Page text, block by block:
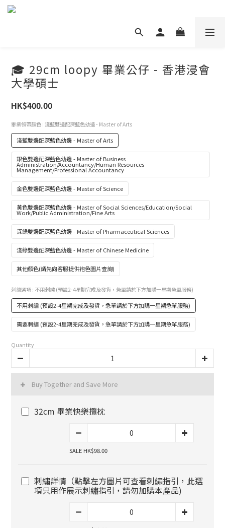
🎓 29cm loopy 畢業公仔 - 香港浸會
大學碩士
HK$400.00
畢業領帶顏色 : 淺藍雙邊配深藍色幼邊 - Master of Arts
淺藍雙邊配深藍色幼邊 - Master of Arts
銀色雙邊配深藍色幼邊 - Master of Business
Administration/Accountancy/Human Resources
Management/Professional Accountancy
金色雙邊配深藍色幼邊 - Master of Science
黃色雙邊配深藍色幼邊 - Master of Social Sciences/Education/Social
Work/Public Administration/Fine Arts
深綠雙邊配深藍色幼邊 - Master of Pharmaceutical Sciences
淺綠雙邊配深藍色幼邊 - Master of Chinese Medicine
其他顏色(請先向客服提供袍色圖片查詢)
刺繡選項 : 不用刺繡 (預設2-4星期完成及發貨，急單請於下方加購一星期急單服務)
不用刺繡 (預設2-4星期完成及發貨，急單請於下方加購一星期急單服務)
需要刺繡 (預設2-4星期完成及發貨，急單請於下方加購一星期急單服務)
Quantity
Buy Together and Save More
32cm 畢業快樂攬枕
SALE HK$98.00
刺繡詳情（點擊左方圖片可查看刺繡指引，此選
項只用作展示刺繡指引，請勿加購本產品)